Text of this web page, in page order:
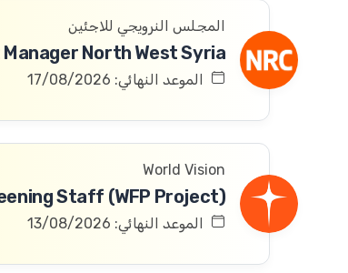
المجلس النرويجي للاجئين
North West Syria
الموعد النهائي: 17/08/2026
World Vision
Staff (WFP Project)
الموعد النهائي: 13/08/2026